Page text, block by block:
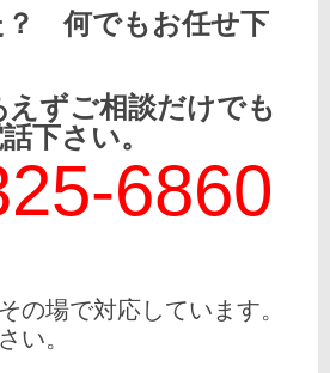
？何でもお任せ下
えずご相談だけでも
下さい。
6860
の場で対応しています。
い。